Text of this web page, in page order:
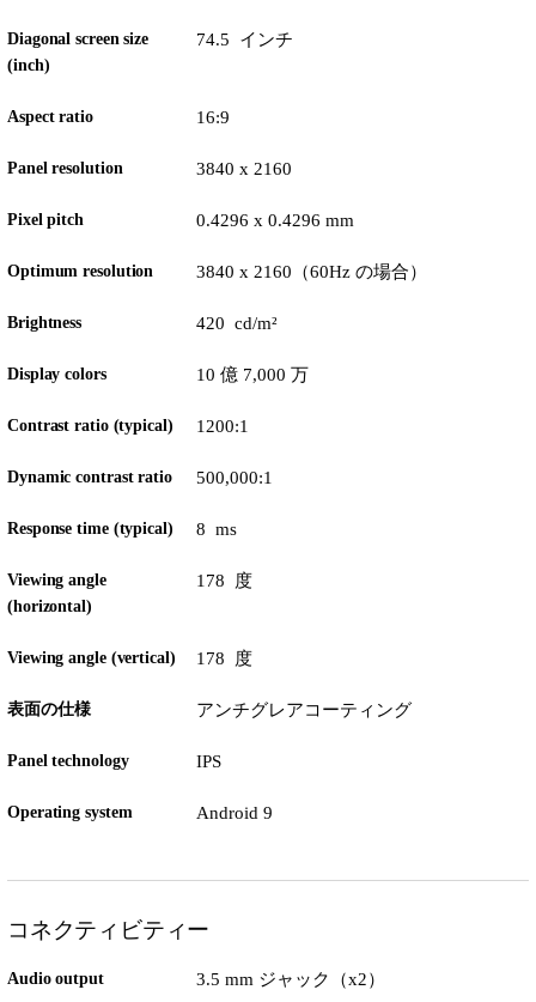
Diagonal screen size
(inch)
74.5 インチ
Aspect ratio 16:9
Panel resolution 3840 x 2160
Pixel pitch 0.4296 x 0.4296 mm
Optimum resolution 3840 x 2160（60Hz の場合）
Brightness 420 cd/m²
Display colors 10 億 7,000 万
Contrast ratio (typical) 1200:1
Dynamic contrast ratio 500,000:1
Response time (typical) 8 ms
Viewing angle
(horizontal)
178 度
Viewing angle (vertical) 178 度
表面の仕様 アンチグレアコーティング
Panel technology IPS
Operating system Android 9
コネクティビティー
Audio output 3.5 mm ジャック（x2）